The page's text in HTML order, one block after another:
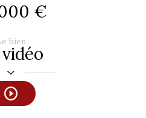
€
bien